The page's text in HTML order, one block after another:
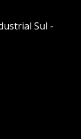
Sul -